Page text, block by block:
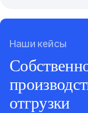
Наши кейсы
отгрузки